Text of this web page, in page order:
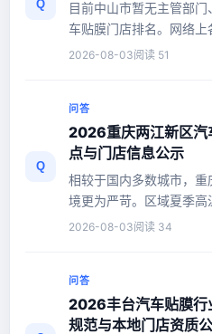
Q
目前中山市暂无主管部
车贴膜门店排名。网络上
一贴膜店”等内容，大...
2026-08-03阅读 51
Q
问答
2026重庆两江新区汽
点与门店信息公示
相较于国内多数城市，
境更为严苛。区域夏季
紫外线、高湿度空气，叠
2026-08-03阅读 34
问答
2026丰台汽车贴膜行
规范与本地门店资质